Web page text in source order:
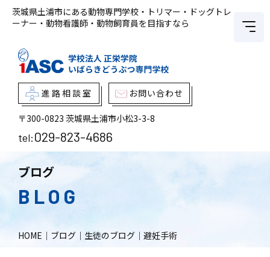
茨城県土浦市にある動物専門学校・トリマー・ドッグトレ
ーナー・動物看護師・動物飼育員を目指すなら
進路相談室 お問い合わせ
〒300-0823 茨城県土浦市小松3-3-8
tel:029-823-4686
ブログ
BLOG
HOME ｜ ブログ ｜ 生徒のブログ ｜ 避妊手術